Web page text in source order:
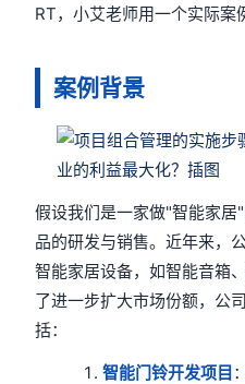
RT，小艾老师用一个实际案
案例背景
假设我们是一家做"智能家
品的研发与销售。近年来，
智能家居设备，如智能音箱
了进一步扩大市场份额，公
括：
智能门铃开发项目